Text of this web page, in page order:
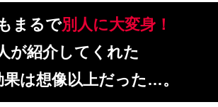
まるで別人に大変身！
が紹介してくれた
果は想像以上だった…。